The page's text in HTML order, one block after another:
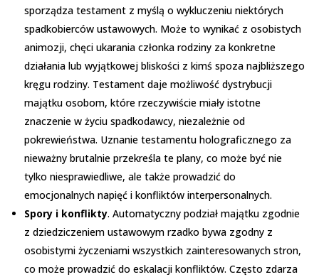
sporządza testament z myślą o wykluczeniu niektórych
spadkobierców ustawowych. Może to wynikać z osobistych
animozji, chęci ukarania członka rodziny za konkretne
działania lub wyjątkowej bliskości z kimś spoza najbliższego
kręgu rodziny. Testament daje możliwość dystrybucji
majątku osobom, które rzeczywiście miały istotne
znaczenie w życiu spadkodawcy, niezależnie od
pokrewieństwa. Uznanie testamentu holograficznego za
nieważny brutalnie przekreśla te plany, co może być nie
tylko niesprawiedliwe, ale także prowadzić do
emocjonalnych napięć i konfliktów interpersonalnych.
Spory i konflikty. Automatyczny podział majątku zgodnie
z dziedziczeniem ustawowym rzadko bywa zgodny z
osobistymi życzeniami wszystkich zainteresowanych stron,
co może prowadzić do eskalacji konfliktów. Często zdarza